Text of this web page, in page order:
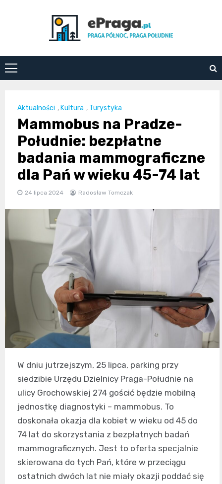
ePraga.pl
Aktualności , Kultura , Turystyka
Mammobus na Pradze-
Południe: bezpłatne
badania mammograficzne
dla Pań w wieku 45-74 lat
24 lipca 2024 Radosław Tomczak
W dniu jutrzejszym, 25 lipca, parking przy
siedzibie Urzędu Dzielnicy Praga-Południe na
ulicy Grochowskiej 274 gościć będzie mobilną
jednostkę diagnostyki – mammobus. To
doskonała okazja dla kobiet w wieku od 45 do
74 lat do skorzystania z bezpłatnych badań
mammograficznych. Jest to oferta specjalnie
skierowana do tych Pań, które w przeciągu
ostatnich dwóch lat nie miały okazji poddać się